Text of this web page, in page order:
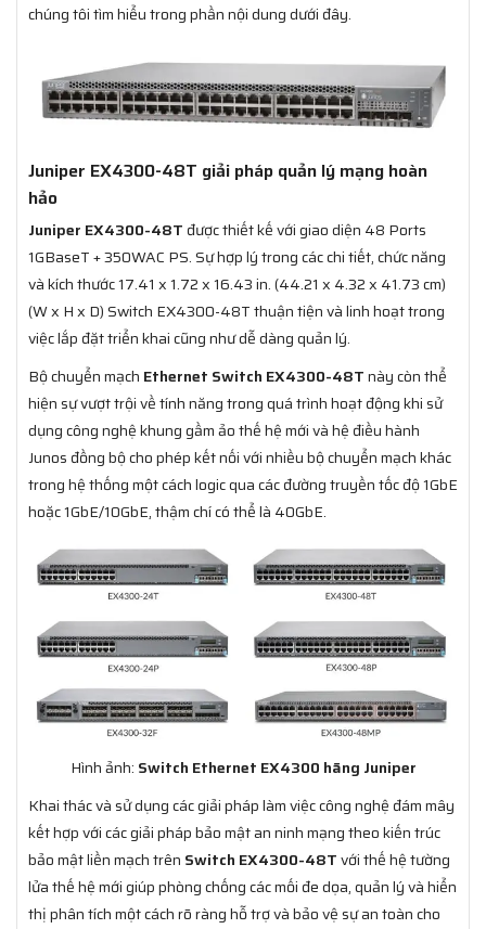
chúng tôi tìm hiểu trong phần nội dung dưới đây.
Juniper EX4300-48T giải pháp quản lý mạng hoàn
hảo
Juniper EX4300-48T được thiết kế với giao diện 48 Ports
1GBaseT + 350WAC PS. Sự hợp lý trong các chi tiết, chức năng
và kích thước 17.41 x 1.72 x 16.43 in. (44.21 x 4.32 x 41.73 cm)
(W x H x D) Switch EX4300-48T thuận tiện và linh hoạt trong
việc lắp đặt triển khai cũng như dễ dàng quản lý.
Bộ chuyển mạch Ethernet Switch EX4300-48Tnày còn thể
hiện sự vượt trội về tính năng trong quá trình hoạt động khi sử
dụng công nghệ khung gầm ảo thế hệ mới và hệ điều hành
Junos đồng bộ cho phép kết nối với nhiều bộ chuyển mạch khác
trong hệ thống một cách logic qua các đường truyền tốc độ 1GbE
hoặc 1GbE/10GbE, thậm chí có thể là 40GbE.
Hình ảnh: Switch Ethernet EX4300 hãng Juniper
Khai thác và sử dụng các giải pháp làm việc công nghệ đám mây
kết hợp với các giải pháp bảo mật an ninh mạng theo kiến trúc
bảo mật liền mạch trên Switch EX4300-48Tvới thế hệ tường
lửa thế hệ mới giúp phòng chống các mối đe dọa, quản lý và hiển
thị phân tích một cách rõ ràng hỗ trợ và bảo vệ sự an toàn cho